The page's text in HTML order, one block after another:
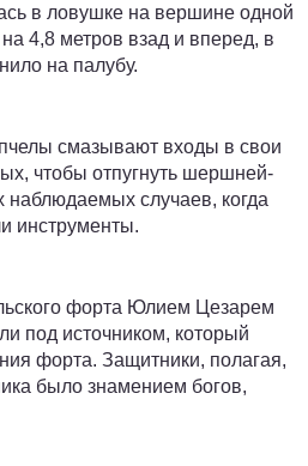
в ловушке на вершине одной
4,8 метров взад и вперед, в
на палубу.
смазывают входы в свои
чтобы отпугнуть шершней-
наблюдаемых случаев, когда
инструменты.
форта Юлием Цезарем
под источником, который
форта. Защитники, полагая,
было знамением богов,